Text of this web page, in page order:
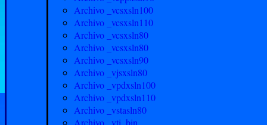
Archivo _vcsxsln100
Archivo _vcsxsln110
Archivo _vcsxsln​80
Archivo _vcsxsln80
Archivo _vcsxsln90
Archivo _vjsxsln80
Archivo _vpdxsln100
Archivo _vpdxsln110
Archivo _vstasln80
Archivo _vti_bin